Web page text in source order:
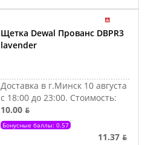
Щетка Dewal Прованс DBPR3
lavender
Доставка в г.Минск 10 августа
с 18:00 до 23:00. Стоимость:
10.00 ƃ
Бонусные баллы: 0.57
11.37 ƃ